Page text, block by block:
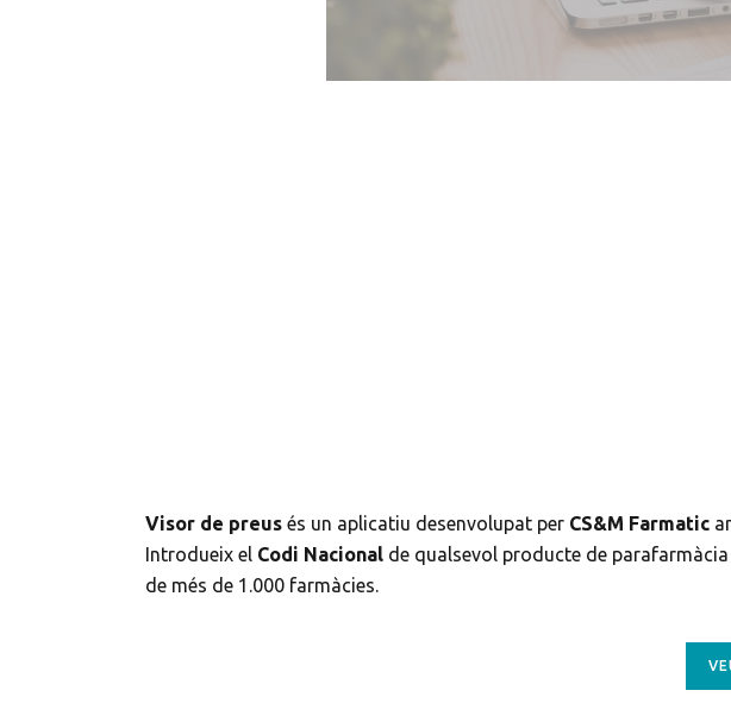
Visor de preus és un aplicatiu desenvolupat per CS&M Farmatic
Introdueix el Codi Nacional de qualsevol producte de
de més de 1.000 farmàcies.